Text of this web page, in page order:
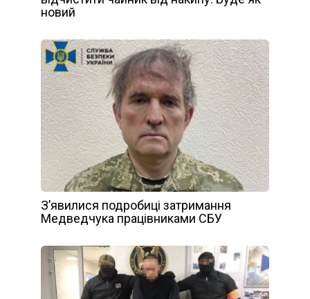
новий
З’явилися подробиці затримання
Медведчука працівниками СБУ